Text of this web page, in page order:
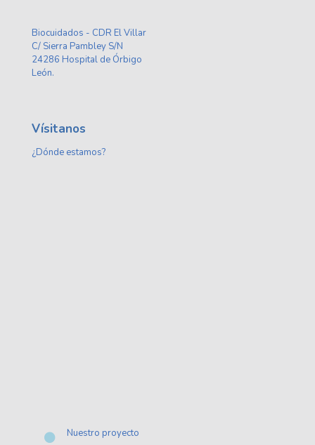
Biocuidados - CDR El Villar
C/ Sierra Pambley S/N
24286 Hospital de Órbigo
León.
Vísitanos
¿Dónde estamos?
Nuestro proyecto